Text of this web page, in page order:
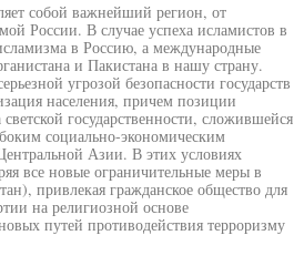
собой важнейший регион, от
России. В случае успеха исламистов в
в Россию, а международные
и Пакистана в нашу страну.
угрозой безопасности государств
населения, причем позиции
государственности, сложившейся
социально-экономическим
Азии. В этих условиях
все новые ограничительные меры в
привлекая гражданское общество для
на религиозной основе
путей противодействия терроризму